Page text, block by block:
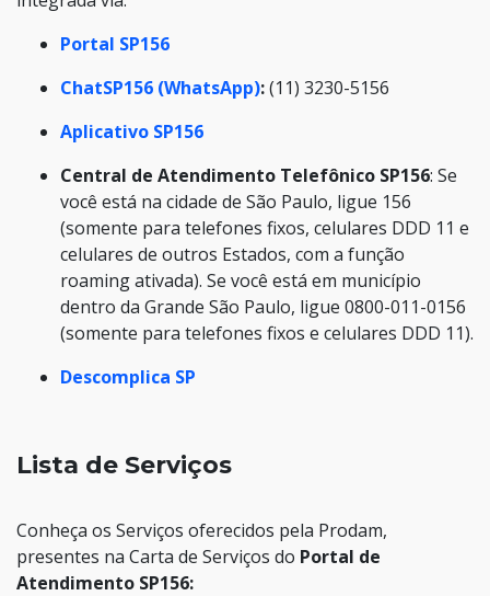
Portal SP156
ChatSP156 (WhatsApp):(11) 3230-5156
Aplicativo SP156
Central de Atendimento Telefônico SP156: Se
você está na cidade de São Paulo, ligue 156
(somente para telefones fixos, celulares DDD 11 e
celulares de outros Estados, com a função
roaming ativada). Se você está em município
dentro da Grande São Paulo, ligue 0800-011-0156
(somente para telefones fixos e celulares DDD 11).
Descomplica SP
Lista de Serviços
Conheça os Serviços oferecidos pela Prodam,
presentes na Carta de Serviços do Portal de
Atendimento SP156: